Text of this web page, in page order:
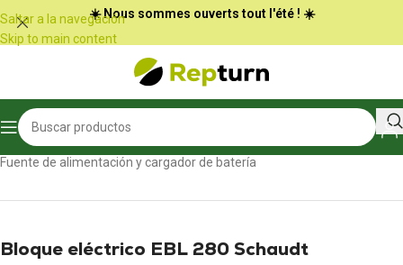
Panel de gestión de cookies
Saltar a la navegación
Skip to main content
☀️ Nous sommes ouverts tout l'été ! ☀️
Inicio/Autocaravanas y furgonetas
Fuente de alimentación y cargador de batería
Bloque eléctrico EBL 280 Schaudt